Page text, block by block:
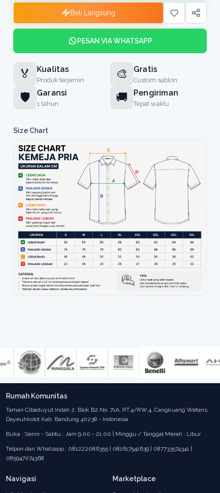
Beli Langsung
PESAN VIA WHATSAPP
🏅 Kualitas
Produk terjamin 🎨 Gratis
Custom sablon
🛡️ Garansi
1 tahun 🚚 Pengiriman
Tepat waktu
Size Chart
Rumah Komunitas
Taman Cibaduyut Indah 2, Blok B2 No. 71A, RT.4/RW.4, Cangkuang Wetans,
Dayeuhkolot Kab. Bandung 40238 - Indonesia
Buka : Senin - Sabtu : Jam 9.00 - 21.00 | Minggu / Tanggal Merah : Libur
Telpon dan Whatsapp : 081222086355 | 081617541639 | 087733574341 |
085947074368
Navigasi Marketplace